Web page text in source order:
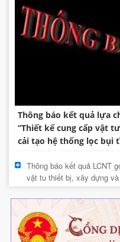
Thông báo kết quả lựa
“Thiết kế cung cấp vật
cải tạo hệ thống lọc bụi
Thông báo kết quả LCNT
vật tu thiết bị, xây dựng